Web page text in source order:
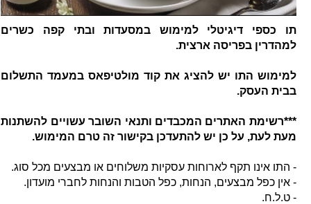
תו כספי דיגיטלי למימוש במסעדות ובתי קפה כשרים
למהדרין בפריסה ארצית.
למימוש התו יש להציג את קוד מולטיפאס במעמד התשלום
בבית העסק.
***רשימת האתרים המכבדים ותנאי השובר עשויים להשתנות
מעת לעת, על כן יש להתעדכן בקישור זה טרם המימוש.
- התו אינו תקף לארוחות עסקיות משלוחים או מבצעים מכל סוג.
- אין כפל מבצעים, הנחות, כפל הטבות והנחות לחברי מועדון.
- ט.ל.ח.